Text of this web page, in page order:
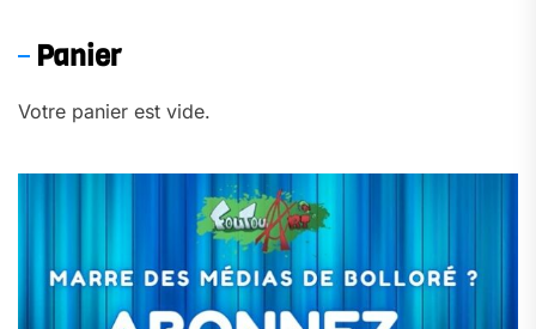
Panier
Votre panier est vide.